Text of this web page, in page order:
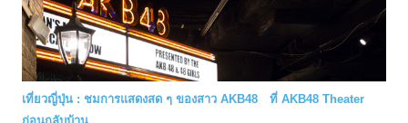
เที่ยวญี่ปุ่น : ชมการแสดงสด ๆ ของสาว AKB48 ที่ AKB48 Theater